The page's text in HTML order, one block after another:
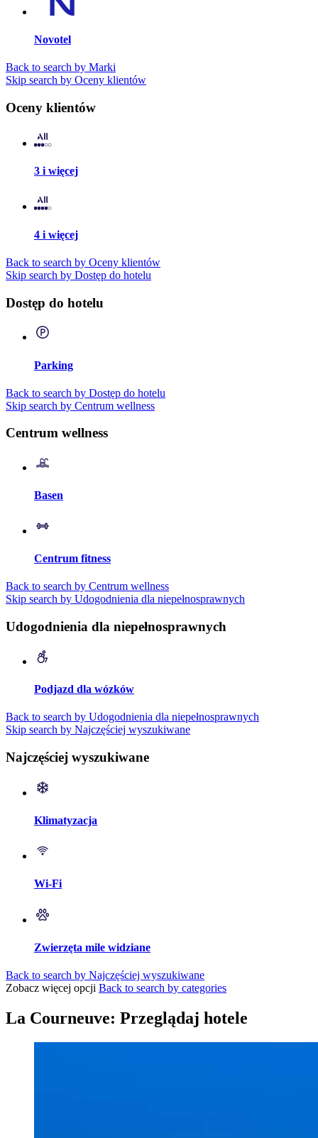
Novotel
Back to search by Marki
Skip search by Oceny klientów
Oceny klientów
3 i więcej
4 i więcej
Back to search by Oceny klientów
Skip search by Dostęp do hotelu
Dostęp do hotelu
Parking
Back to search by Dostęp do hotelu
Skip search by Centrum wellness
Centrum wellness
Basen
Centrum fitness
Back to search by Centrum wellness
Skip search by Udogodnienia dla niepełnosprawnych
Udogodnienia dla niepełnosprawnych
Podjazd dla wózków
Back to search by Udogodnienia dla niepełnosprawnych
Skip search by Najczęściej wyszukiwane
Najczęściej wyszukiwane
Klimatyzacja
Wi-Fi
Zwierzęta mile widziane
Back to search by Najczęściej wyszukiwane
Zobacz więcej opcji Back to search by categories
La Courneuve: Przeglądaj hotele